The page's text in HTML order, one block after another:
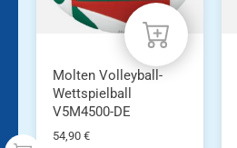
Molten Volleyball-
Wettspielball
V5M4500-DE
54,90 €